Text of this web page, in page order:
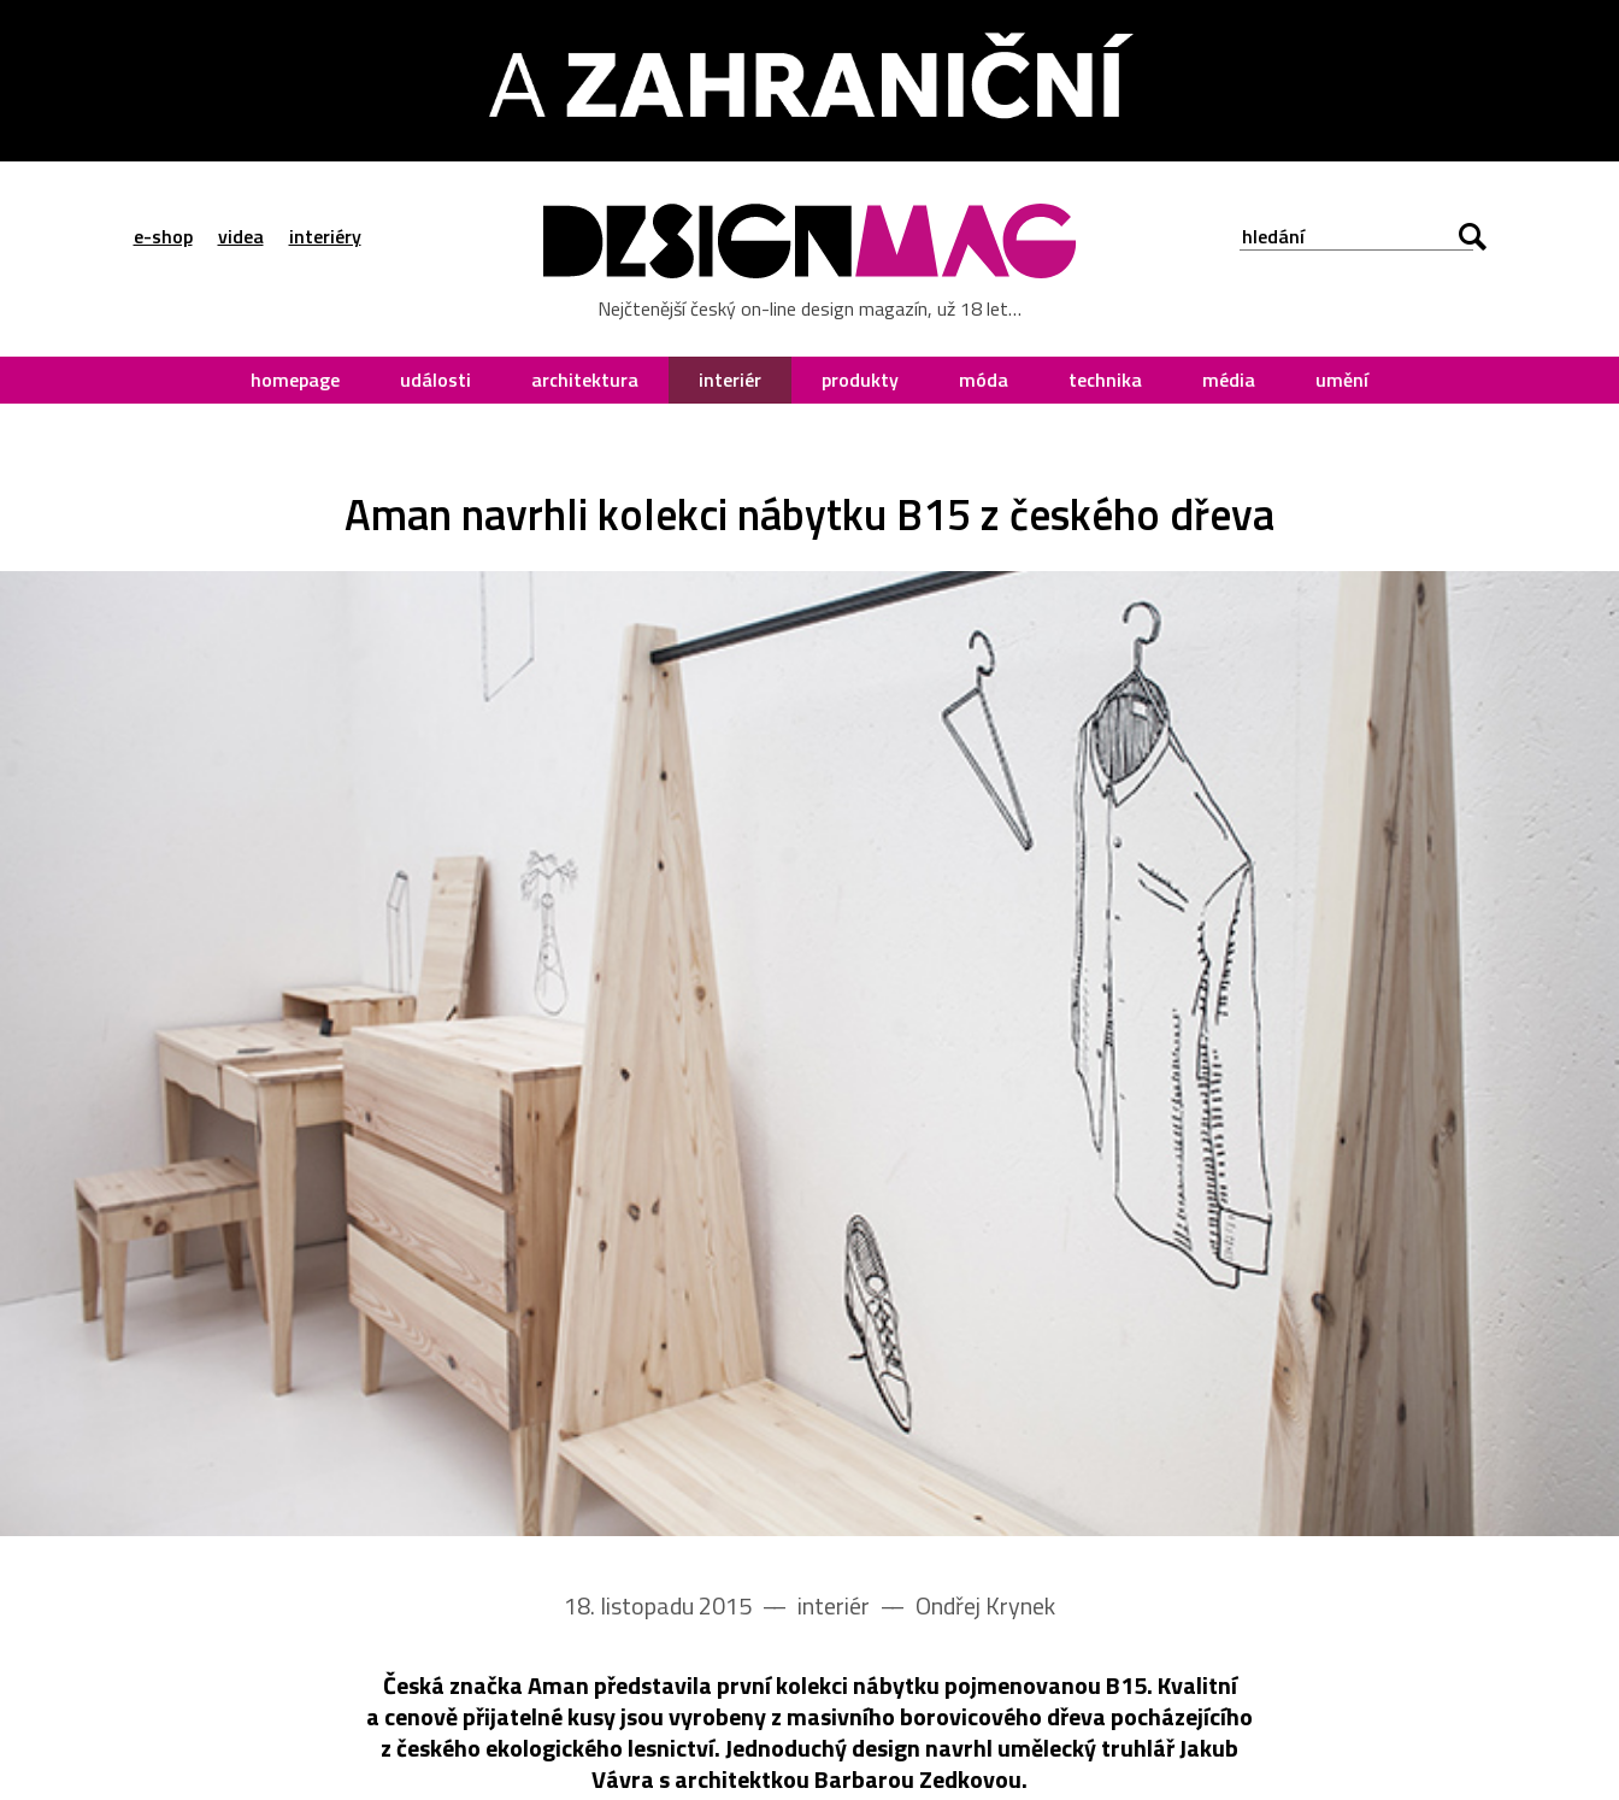
e-shop videa interiéry
Nejčtenější český on-line design magazín, už 18 let…
homepage události architektura interiér produkty móda technika média umění
Aman navrhli kolekci nábytku B15 z českého dřeva
18. listopadu 2015 –– interiér –– Ondřej Krynek
Česká značka Aman představila první kolekci nábytku pojmenovanou B15. Kvalitní
a cenově přijatelné kusy jsou vyrobeny z masivního borovicového dřeva pocházejícího
z českého ekologického lesnictví. Jednoduchý design navrhl umělecký truhlář Jakub
Vávra s architektkou Barbarou Zedkovou.